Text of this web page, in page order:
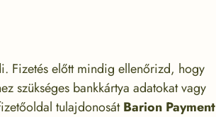
Fizetés előtt mindig ellenőrizd, hogy
szükséges bankkártya adatokat vagy
tulajdonosátBarion Payment